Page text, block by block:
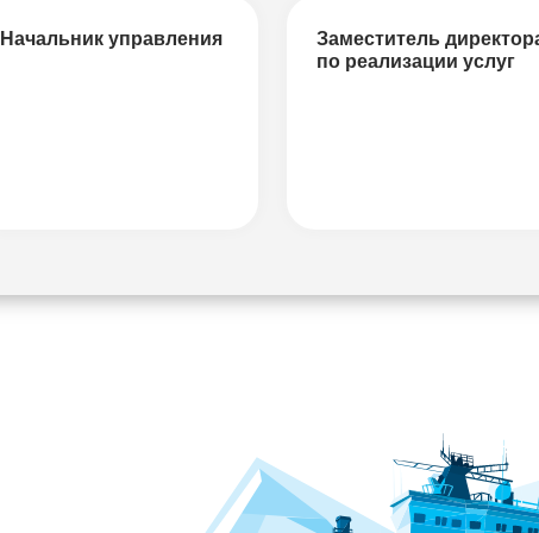
Начальник управления
Заместитель
по реализации услуг